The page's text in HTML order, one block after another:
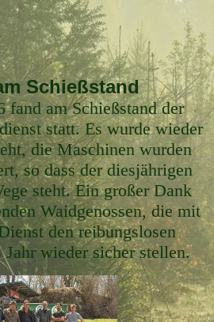
Schießstand
fand am Schießstand der
statt. Es wurde wieder
die Maschinen wurden
so dass der diesjährigen
steht. Ein großer Dank
Waidgenossen, die mit
den reibungslosen
Jahr wieder sicher stellen.